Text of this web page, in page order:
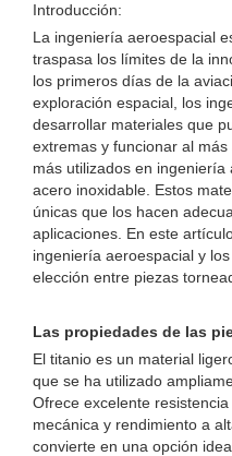
Introducción:
La ingeniería aeroespacial
traspasa los límites de la
los primeros días de la
exploración espacial, los
desarrollar materiales que
extremas y funcionar al
más utilizados en
acero inoxidable. Estos
únicas que los hacen
aplicaciones. En este
ingeniería aeroespacial y
elección entre piezas
Las propiedades de las
El titanio es un material
que se ha utilizado
Ofrece excelente
mecánica y rendimiento a
convierte en una opción